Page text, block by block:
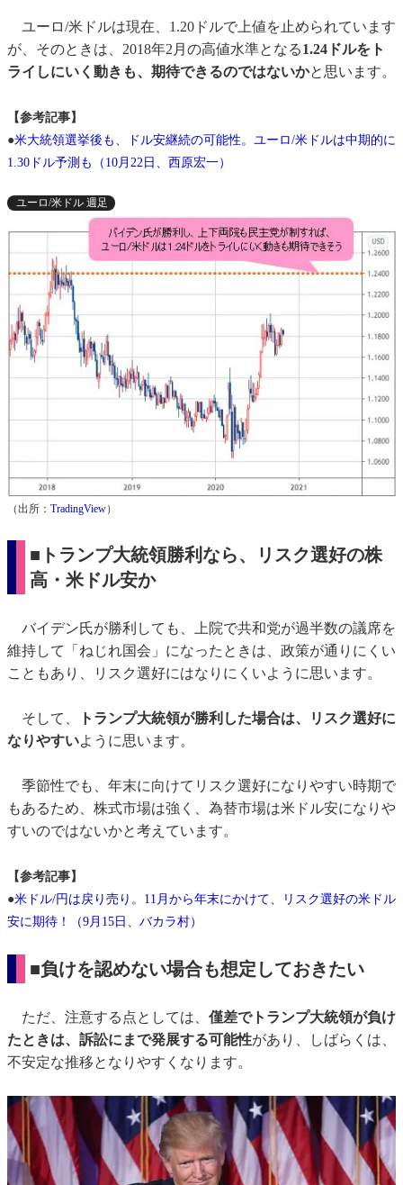
ユーロ/米ドルは現在、1.20ドルで上値を止められています
が、そのときは、2018年2月の高値水準となる1.24ドルをト
ライしにいく動きも、期待できるのではないかと思います。
【参考記事】
●米大統領選挙後も、ドル安継続の可能性。ユーロ/米ドルは中期的に
1.30ドル予測も（10月22日、西原宏一）
ユーロ/米ドル 週足
（出所： TradingView）
■トランプ大統領勝利なら、リスク選好の株
高・米ドル安か
バイデン氏が勝利しても、上院で共和党が過半数の議席を
維持して「ねじれ国会」になったときは、政策が通りにくい
こともあり、リスク選好にはなりにくいように思います。
そして、
トランプ大統領が勝利した場合は、リスク選好に
なりやすいように思います。
季節性でも、年末に向けてリスク選好になりやすい時期で
もあるため、株式市場は強く、為替市場は米ドル安になりや
すいのではないかと考えています。
【参考記事】
●米ドル/円は戻り売り。11月から年末にかけて、リスク選好の米ドル
安に期待！（9月15日、バカラ村）
■負けを認めない場合も想定しておきたい
ただ、注意する点としては、 僅差でトランプ大統領が負け
たときは、訴訟にまで発展する可能性があり、しばらくは、
不安定な推移となりやすくなります。